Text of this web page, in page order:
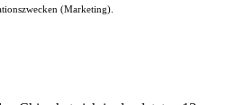
(Marketing).